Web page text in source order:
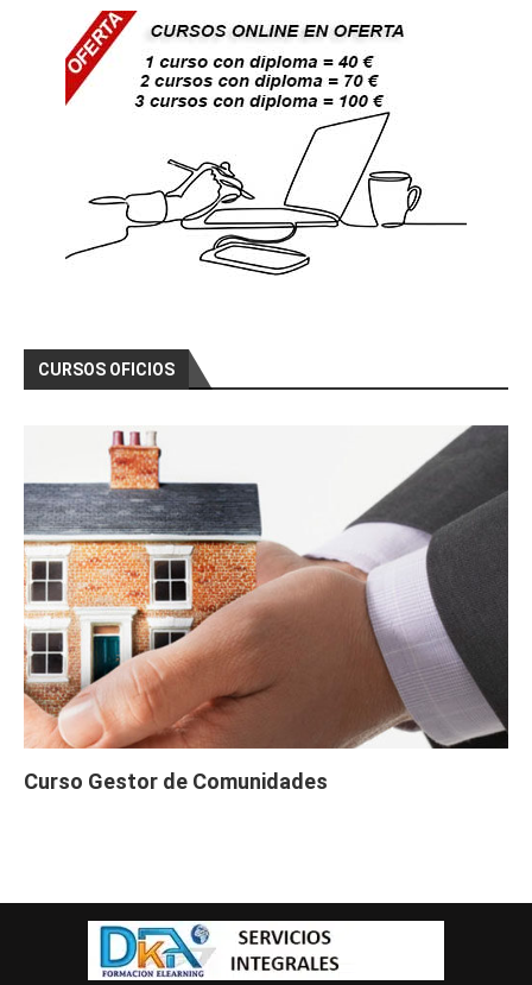
CURSOS OFICIOS
Curso Gestor de Comunidades